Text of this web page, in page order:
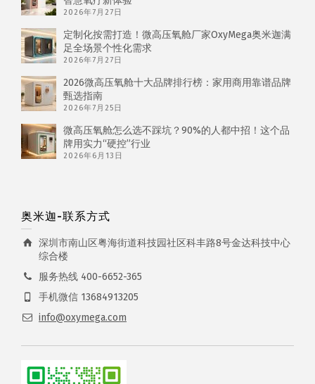
2026年7月27日
定制化按需打造！微高压氧舱厂家OxyMega奥米迦满
足全场景个性化需求
2026年7月27日
2026微高压氧舱十大品牌排行榜：家用商用靠谱品牌
甄选指南
2026年7月25日
微高压氧舱怎么选不踩坑？90%的人都中招！这个品
牌用实力“硬控”行业
2026年6月13日
奥米迦-联系方式
深圳市南山区粤海街道科技园社区科丰路8号金达科技中心
综合楼
服务热线 400-6652-365
手机微信 13684913205
info@oxymega.com